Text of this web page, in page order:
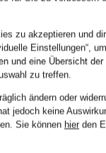
zu akzeptieren und
Einstellungen“,
und eine Übersicht
zu treffen.
ändern oder
jedoch keine
Sie können hier den